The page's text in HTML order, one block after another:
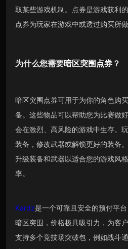
取某些游戏机制。点券是游戏获利
点券为玩家在游戏中或透过购买所
为什么您需要暗区突围点券？
暗区突围点券可用于为你的角色购
备。这些物品可以帮助您为比赛做
会在激烈、高风险的游戏中生存。
装备，修改武器或解锁更好的装备
升级装备和武器以适合您的游戏风
率。
Kardz是一个可靠且安全的预付平
暗区突围，价格极具吸引力，为客
支持多个竞技场突破包，例如战斗